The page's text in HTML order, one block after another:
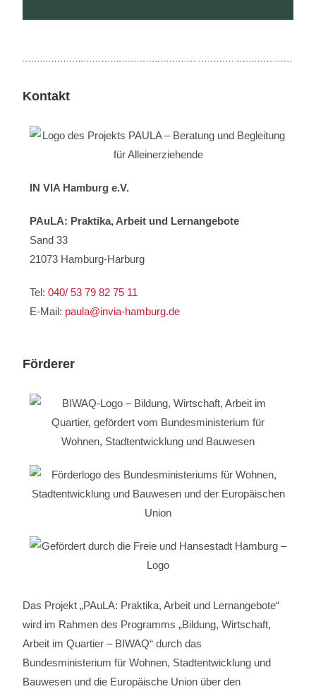
Kontakt
IN VIA Hamburg e.V.
PAuLA: Praktika, Arbeit und Lernangebote
Sand 33
21073 Hamburg-Harburg
Tel:040/ 53 79 82 75 11
E-Mail: paula@invia-hamburg.de
Förderer
Das Projekt „PAuLA: Praktika, Arbeit und Lernangebote“
wird im Rahmen des Programms „Bildung, Wirtschaft,
Arbeit im Quartier – BIWAQ“ durch das
Bundesministerium für Wohnen, Stadtentwicklung und
Bauwesen und die Europäische Union über den